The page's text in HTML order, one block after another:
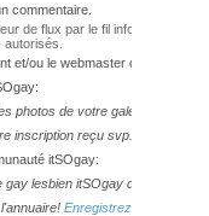
commentaire.
de flux par le fil info
et/ou le webmaster de ce site?
photos de votre galerie,
inscription reçu svp.
itSOgay:
gay lesbien itSOgay de vos
Enregistrez-vous ici!